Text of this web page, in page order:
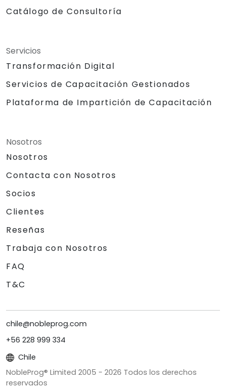
Catálogo de Consultoría
Servicios
Transformación Digital
Servicios de Capacitación Gestionados
Plataforma de Impartición de Capacitación
Nosotros
Nosotros
Contacta con Nosotros
Socios
Clientes
Reseñas
Trabaja con Nosotros
FAQ
T&C
chile@nobleprog.com
+56 228 999 334
Chile
NobleProg® Limited 2005 - 2026 Todos los derechos
reservados